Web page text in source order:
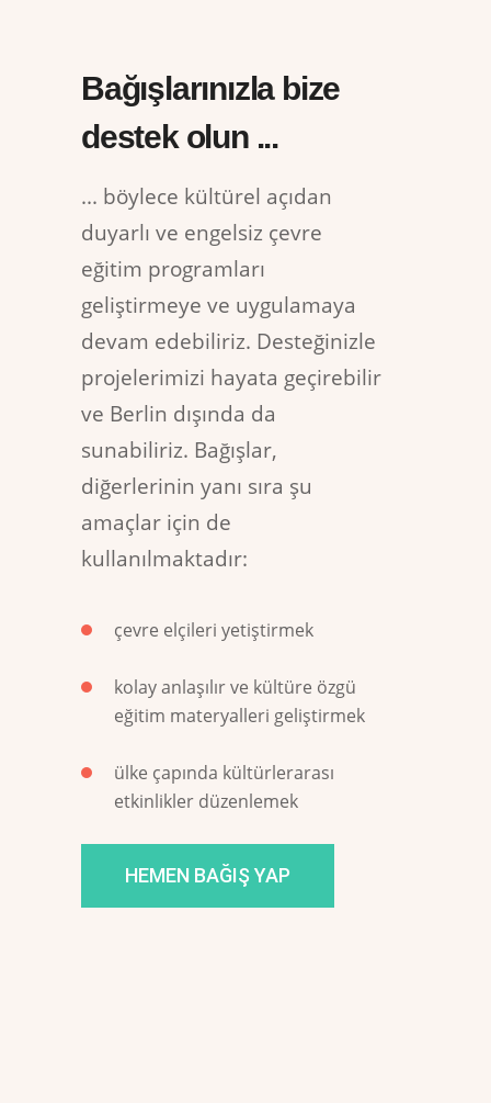
Bağışlarınızla bize
destek olun ...
... böylece kültürel açıdan
duyarlı ve engelsiz çevre
eğitim programları
geliştirmeye ve uygulamaya
devam edebiliriz. Desteğinizle
projelerimizi hayata geçirebilir
ve Berlin dışında da
sunabiliriz. Bağışlar,
diğerlerinin yanı sıra şu
amaçlar için de
kullanılmaktadır:
çevre elçileri yetiştirmek
kolay anlaşılır ve kültüre özgü
eğitim materyalleri geliştirmek
ülke çapında kültürlerarası
etkinlikler düzenlemek
HEMEN BAĞIŞ YAP